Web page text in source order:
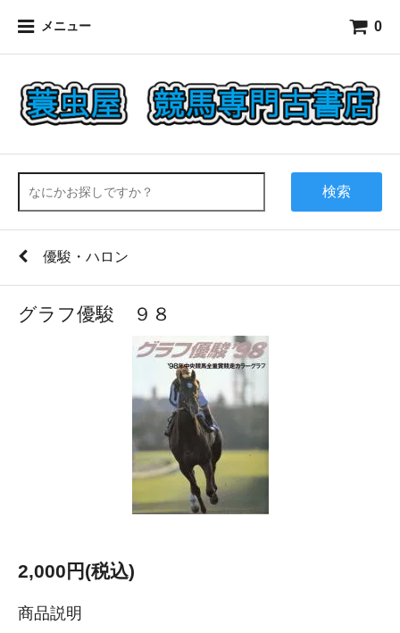
メニュー 0
検索
優駿・ハロン
グラフ優駿 ９８
2,000円(税込)
商品説明